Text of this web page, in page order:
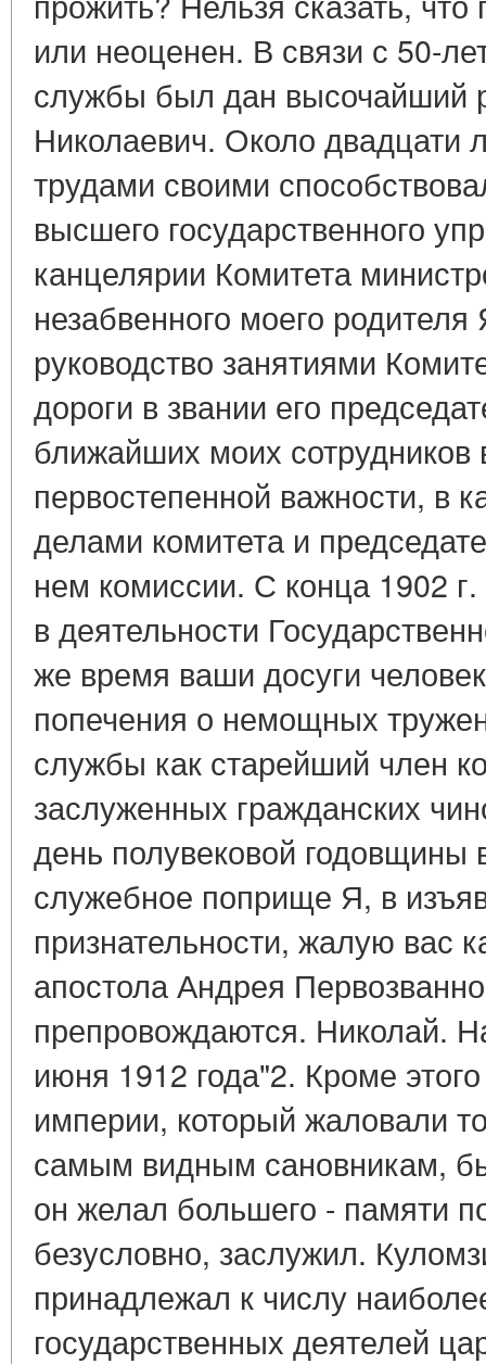
или неоценен. В связи с 50-
службы был дан высочайший
Николаевич. Около
трудами своими
высшего государственного
канцелярии Комитета
незабвенного моего
руководство занятиями
дороги в звании его
ближайших моих сотрудников
первостепенной важности, в
делами комитета и
нем комиссии. С конца 1902
в деятельности
же время ваши досуги
попечения о немощных
службы как старейший член
заслуженных гражданских
день полувековой годовщины
служебное поприще Я, в
признательности, жалую вас
апостола Андрея
препровождаются. Николай.
июня 1912 года"2. Кроме
империи, который жаловали
самым видным сановникам,
он желал большего - памяти
безусловно, заслужил.
принадлежал к числу
государственных деятелей